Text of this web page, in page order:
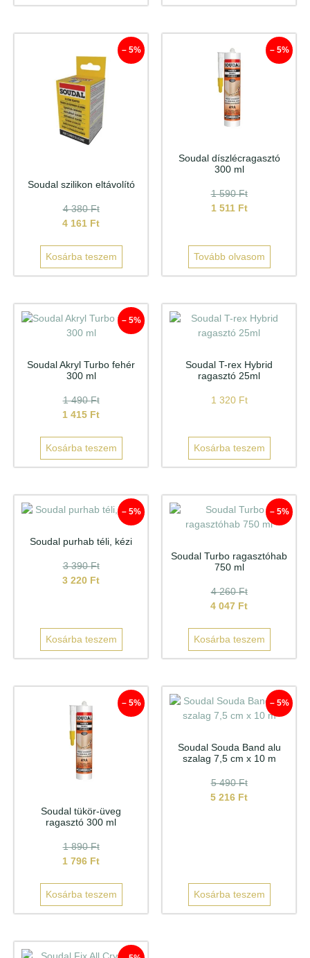
– 5%
Soudal szilikon eltávolító
4 380Ft
4 161 Ft
Kosárba teszem
– 5%
Soudal díszlécragasztó
300 ml
1 590Ft
1 511 Ft
Tovább olvasom
– 5%
Soudal Akryl Turbo fehér
300 ml
1 490Ft
1 415 Ft
Kosárba teszem
Soudal T-rex Hybrid
ragasztó 25ml
1 320 Ft
Kosárba teszem
– 5%
Soudal purhab téli, kézi
3 390Ft
3 220 Ft
Kosárba teszem
– 5%
Soudal Turbo ragasztóhab
750 ml
4 260Ft
4 047 Ft
Kosárba teszem
– 5%
Soudal tükör-üveg
ragasztó 300 ml
1 890Ft
1 796 Ft
Kosárba teszem
– 5%
Soudal Souda Band alu
szalag 7,5 cm x 10 m
5 490Ft
5 216 Ft
Kosárba teszem